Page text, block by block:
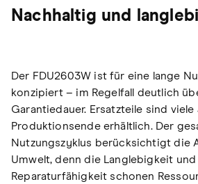
Nachhaltig und
Der FDU2603W ist für eine lange
konzipiert – im Regelfall deutlich
Garantiedauer. Ersatzteile sind viele
Produktionsende erhältlich. Der
Nutzungszyklus berücksichtigt die
Umwelt, denn die Langlebigkeit
Reparaturfähigkeit schonen